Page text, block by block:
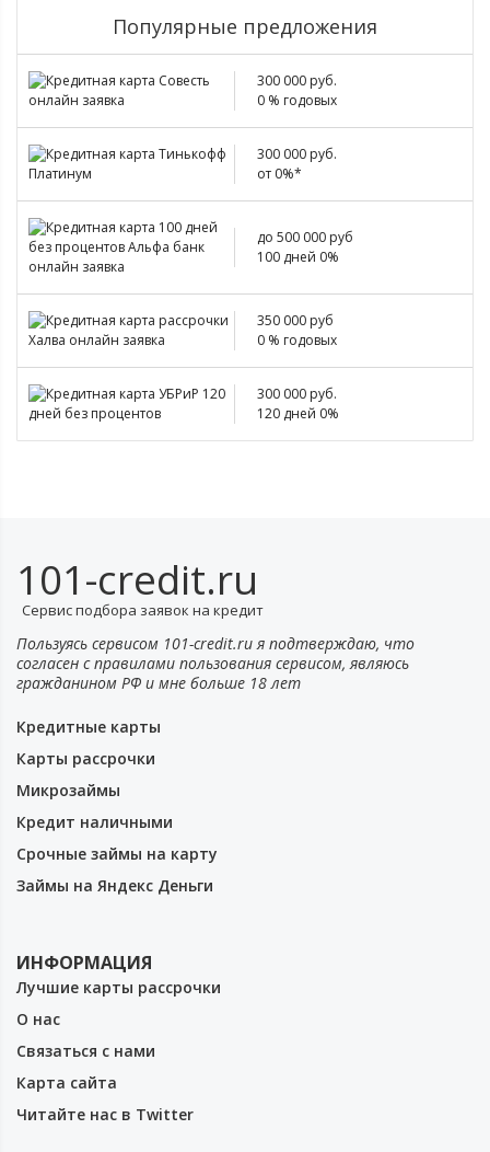
Популярные предложения
300 000 руб.
0 % годовых
300 000 руб.
от 0%*
до 500 000 руб
100 дней 0%
350 000 руб
0 % годовых
300 000 руб.
120 дней 0%
101-credit.ru
Сервис подбора заявок на кредит
Пользуясь сервисом 101-credit.ru я подтверждаю, что
согласен с правилами пользования сервисом, являюсь
гражданином РФ и мне больше 18 лет
Кредитные карты
Карты рассрочки
Микрозаймы
Кредит наличными
Срочные займы на карту
Займы на Яндекс Деньги
ИНФОРМАЦИЯ
Лучшие карты рассрочки
О нас
Связаться с нами
Карта сайта
Читайте нас в Twitter